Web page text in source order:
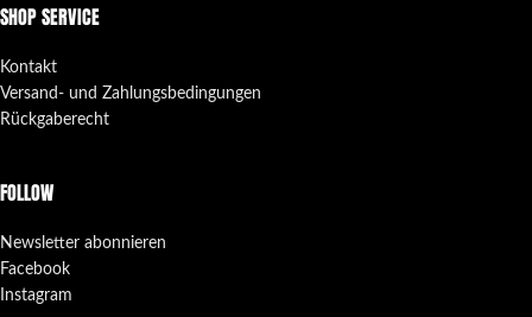
SHOP SERVICE
Kontakt
Versand- und Zahlungsbedingungen
Rückgaberecht
FOLLOW
Newsletter abonnieren
Facebook
Instagram